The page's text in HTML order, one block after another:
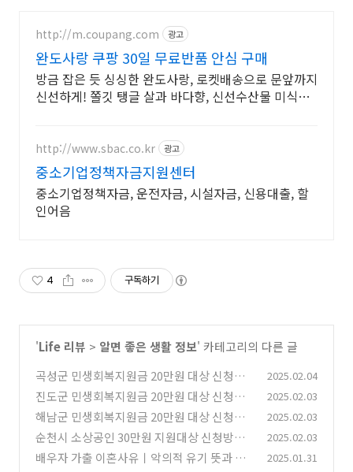
http://m.coupang.com 광고
완도사랑 쿠팡 30일 무료반품 안심 구매
방금 잡은 듯 싱싱한 완도사랑, 로켓배송으로 문앞까지
신선하게! 쫄깃 탱글 살과 바다향, 신선수산물 미식의
http://www.sbac.co.kr 광고
중소기업정책자금지원센터
중소기업정책자금, 운전자금, 시설자금, 신용대출, 할
인어음
4 구독하기
'Life 리뷰 > 알면 좋은 생활 정보' 카테고리의 다른 글
곡성군 민생회복지원금 20만원 대상 신청방
법 바로가기
(1)
2025.02.04
진도군 민생회복지원금 20만원 대상 신청방
법 바로가기
(0)
2025.02.03
해남군 민생회복지원금 20만원 대상 신청방
법 바로가기 (0)
2025.02.03
순천시 소상공인 30만원 지원대상 신청방법
바로가기 (0)
2025.02.03
배우자 가출 이혼사유ㅣ악의적 유기 뜻과 의
2025.01.31